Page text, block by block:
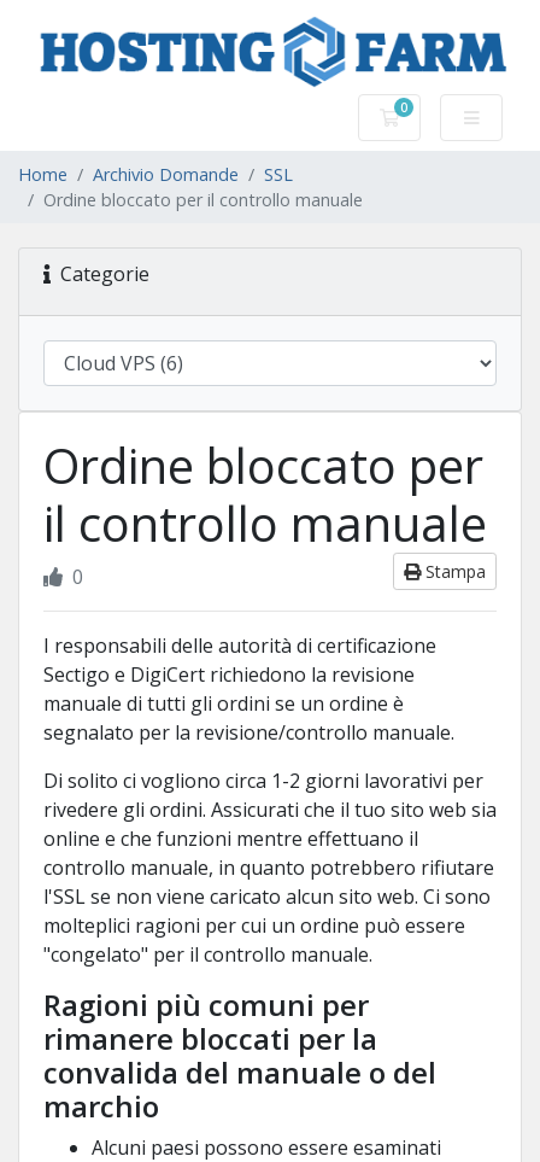
0
Carrello
Home Archivio Domande
SSL
Ordine bloccato per il controllo manuale
Categorie
Ordine bloccato per
il controllo manuale
Stampa
0
I responsabili delle autorità di certificazione
Sectigo e DigiCert richiedono la revisione
manuale di tutti gli ordini se un ordine è
segnalato per la revisione/controllo manuale.
Di solito ci vogliono circa 1-2 giorni lavorativi per
rivedere gli ordini. Assicurati che il tuo sito web sia
online e che funzioni mentre effettuano il
controllo manuale, in quanto potrebbero rifiutare
l'SSL se non viene caricato alcun sito web. Ci sono
molteplici ragioni per cui un ordine può essere
"congelato" per il controllo manuale.
Ragioni più comuni per
rimanere bloccati per la
convalida del manuale o del
marchio
Alcuni paesi possono essere esaminati